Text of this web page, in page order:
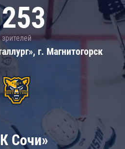
зрителей
г. Магнитогорск
Сочи»